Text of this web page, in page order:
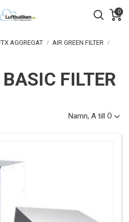
0
AGGREGAT
AIR GREEN FILTER
FILTER
Namn, A till Ö